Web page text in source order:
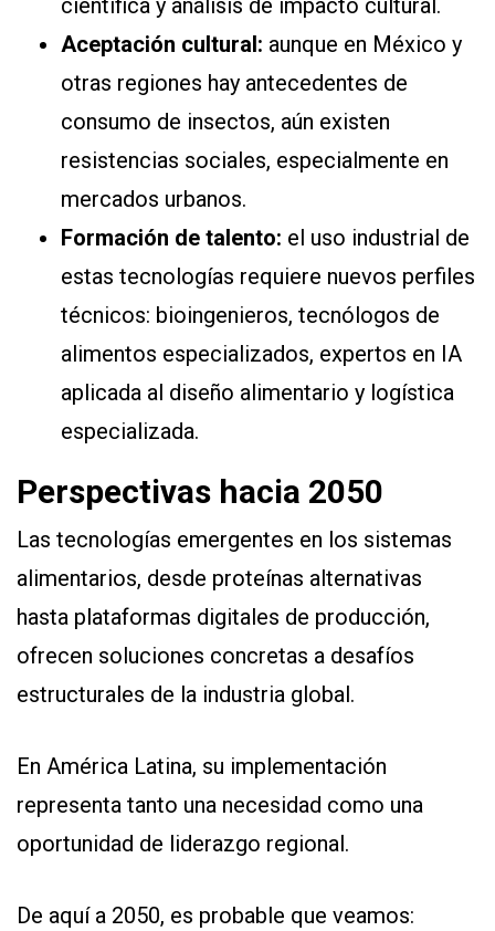
científica y análisis de impacto cultural.
Aceptación cultural: aunque en México y
otras regiones hay antecedentes de
consumo de insectos, aún existen
resistencias sociales, especialmente en
mercados urbanos.
Formación de talento: el uso industrial de
estas tecnologías requiere nuevos perfiles
técnicos: bioingenieros, tecnólogos de
alimentos especializados, expertos en IA
aplicada al diseño alimentario y logística
especializada.
Perspectivas hacia 2050
Las tecnologías emergentes en los sistemas
alimentarios, desde proteínas alternativas
hasta plataformas digitales de producción,
ofrecen soluciones concretas a desafíos
estructurales de la industria global.
En América Latina, su implementación
representa tanto una necesidad como una
oportunidad de liderazgo regional.
De aquí a 2050, es probable que veamos: